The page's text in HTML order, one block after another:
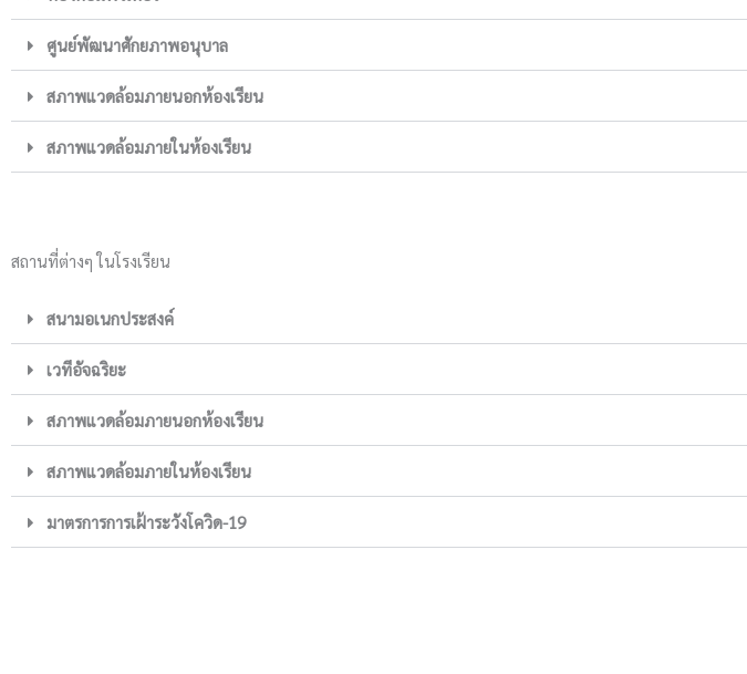
ศูนย์พัฒนาศักยภาพอนุบาล
สภาพแวดล้อมภายนอกห้องเรียน
สภาพแวดล้อมภายในห้องเรียน
สถานที่ต่างๆ ในโรงเรียน
สนามอเนกประสงค์
เวทีอัจฉริยะ
สภาพแวดล้อมภายนอกห้องเรียน
สภาพแวดล้อมภายในห้องเรียน
มาตรการการเฝ้าระวังโควิด-19